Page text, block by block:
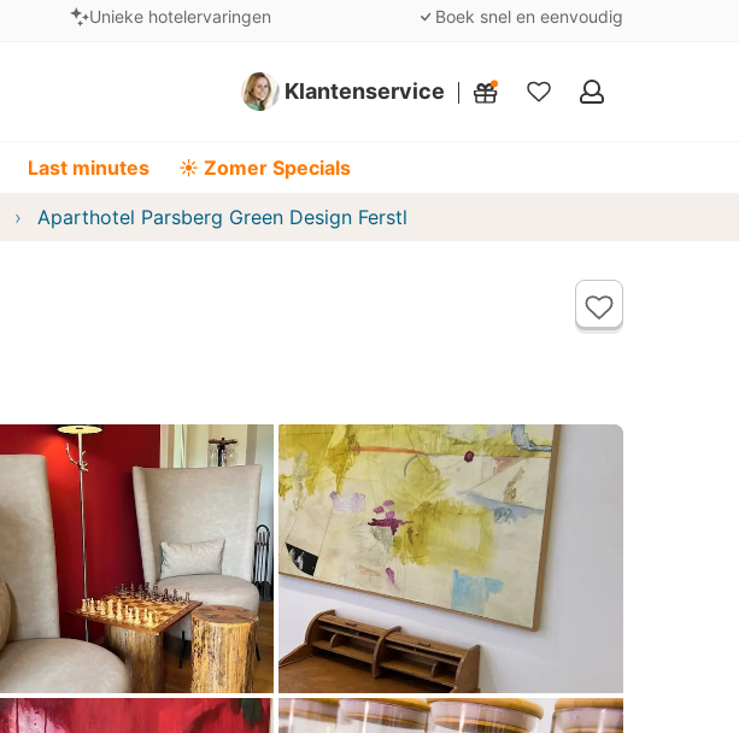
Unieke hotelervaringen Boek snel en eenvoudig
Klantenservice
Mijn
Last minutes ☀️ Zomer Specials
Aparthotel Parsberg Green Design Ferstl